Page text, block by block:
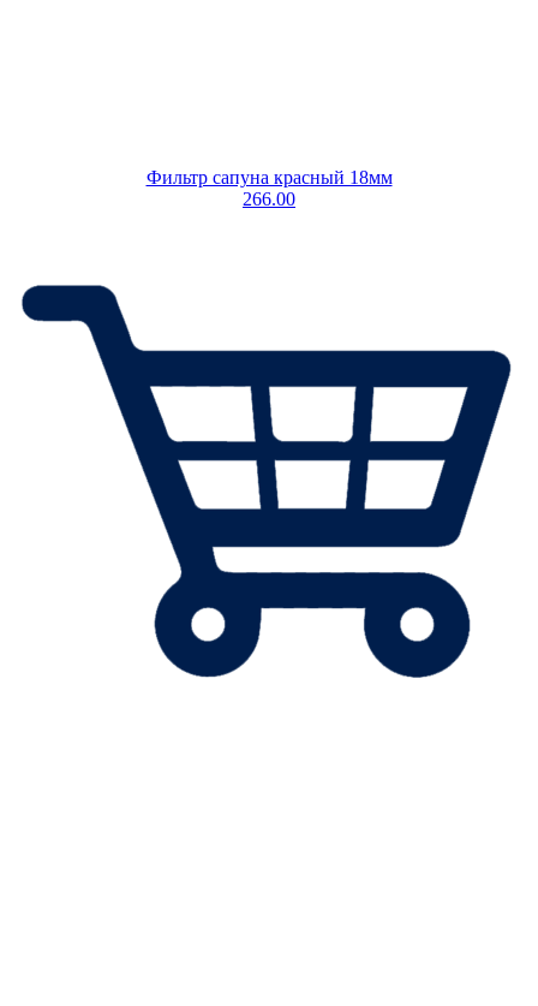
Фильтр сапуна красный 18мм
266.00